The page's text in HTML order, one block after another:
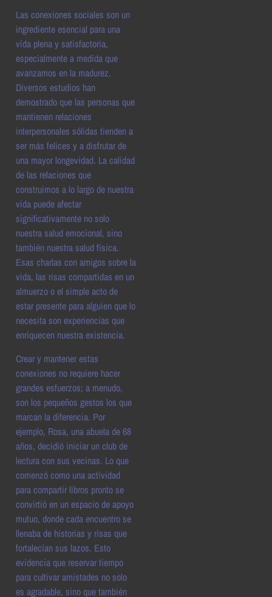
Las conexiones sociales son un
ingrediente esencial para una
vida plena y satisfactoria,
especialmente a medida que
avanzamos en la madurez.
Diversos estudios han
demostrado que las personas que
mantienen relaciones
interpersonales sólidas tienden a
ser más felices y a disfrutar de
una mayor longevidad. La calidad
de las relaciones que
construimos a lo largo de nuestra
vida puede afectar
significativamente no solo
nuestra salud emocional, sino
también nuestra salud física.
Esas charlas con amigos sobre la
vida, las risas compartidas en un
almuerzo o el simple acto de
estar presente para alguien que lo
necesita son experiencias que
enriquecen nuestra existencia.
Crear y mantener estas
conexiones no requiere hacer
grandes esfuerzos; a menudo,
son los pequeños gestos los que
marcan la diferencia. Por
ejemplo, Rosa, una abuela de 68
años, decidió iniciar un club de
lectura con sus vecinas. Lo que
comenzó como una actividad
para compartir libros pronto se
convirtió en un espacio de apoyo
mutuo, donde cada encuentro se
llenaba de historias y risas que
fortalecían sus lazos. Esto
evidencia que reservar tiempo
para cultivar amistades no solo
es agradable, sino que también